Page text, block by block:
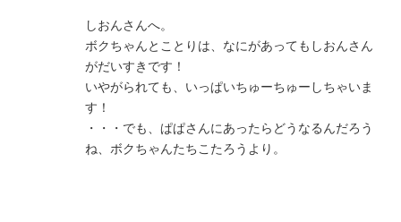
しおんさんへ。
ボクちゃんとことりは、なにがあってもしおんさん
がだいすきです！
いやがられても、いっぱいちゅーちゅーしちゃいま
す！
・・・でも、ぱぱさんにあったらどうなるんだろう
ね、ボクちゃんたちこたろうより。